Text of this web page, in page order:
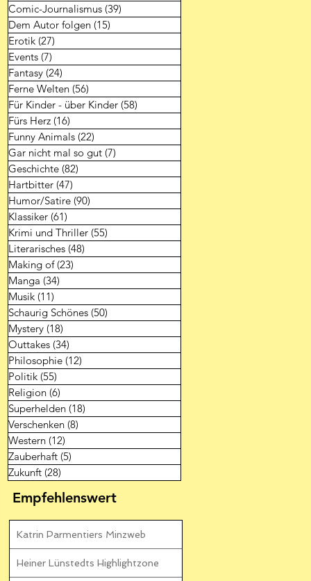
Comic-Journalismus (39)
Dem Autor folgen (15)
Erotik (27)
Events (7)
Fantasy (24)
Ferne Welten (56)
Für Kinder - über Kinder (58)
Fürs Herz (16)
Funny Animals (22)
Gar nicht mal so gut (7)
Geschichte (82)
Hartbitter (47)
Humor/Satire (90)
Klassiker (61)
Krimi und Thriller (55)
Literarisches (48)
Making of (23)
Manga (34)
Musik (11)
Schaurig Schönes (50)
Mystery (18)
Outtakes (34)
Philosophie (12)
Politik (55)
Religion (6)
Superhelden (18)
Verschenken (8)
Western (12)
Zauberhaft (5)
Zukunft (28)
Empfehlenswert
Katrin Parmentiers Minzweb
Heiner Lünstedts Highlightzone